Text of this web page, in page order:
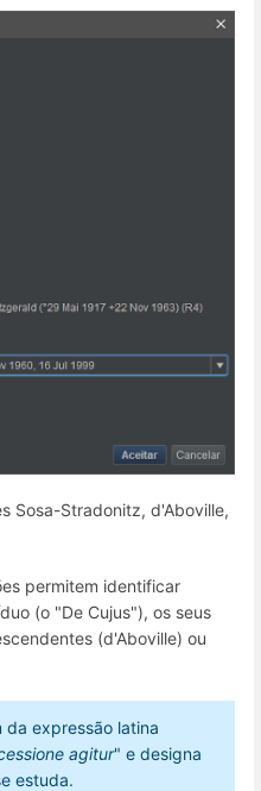
Sosa-Stradonitz, d'Aboville,
permitem identificar
(o "De Cujus"), os seus
(d'Aboville) ou
da expressão latina
agitur" e designa
estuda.